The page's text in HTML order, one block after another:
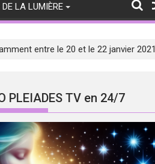
LA LUMIÈRE
entre le 20 et le 22 janvier 2021
PLEIADES TV en 24/7